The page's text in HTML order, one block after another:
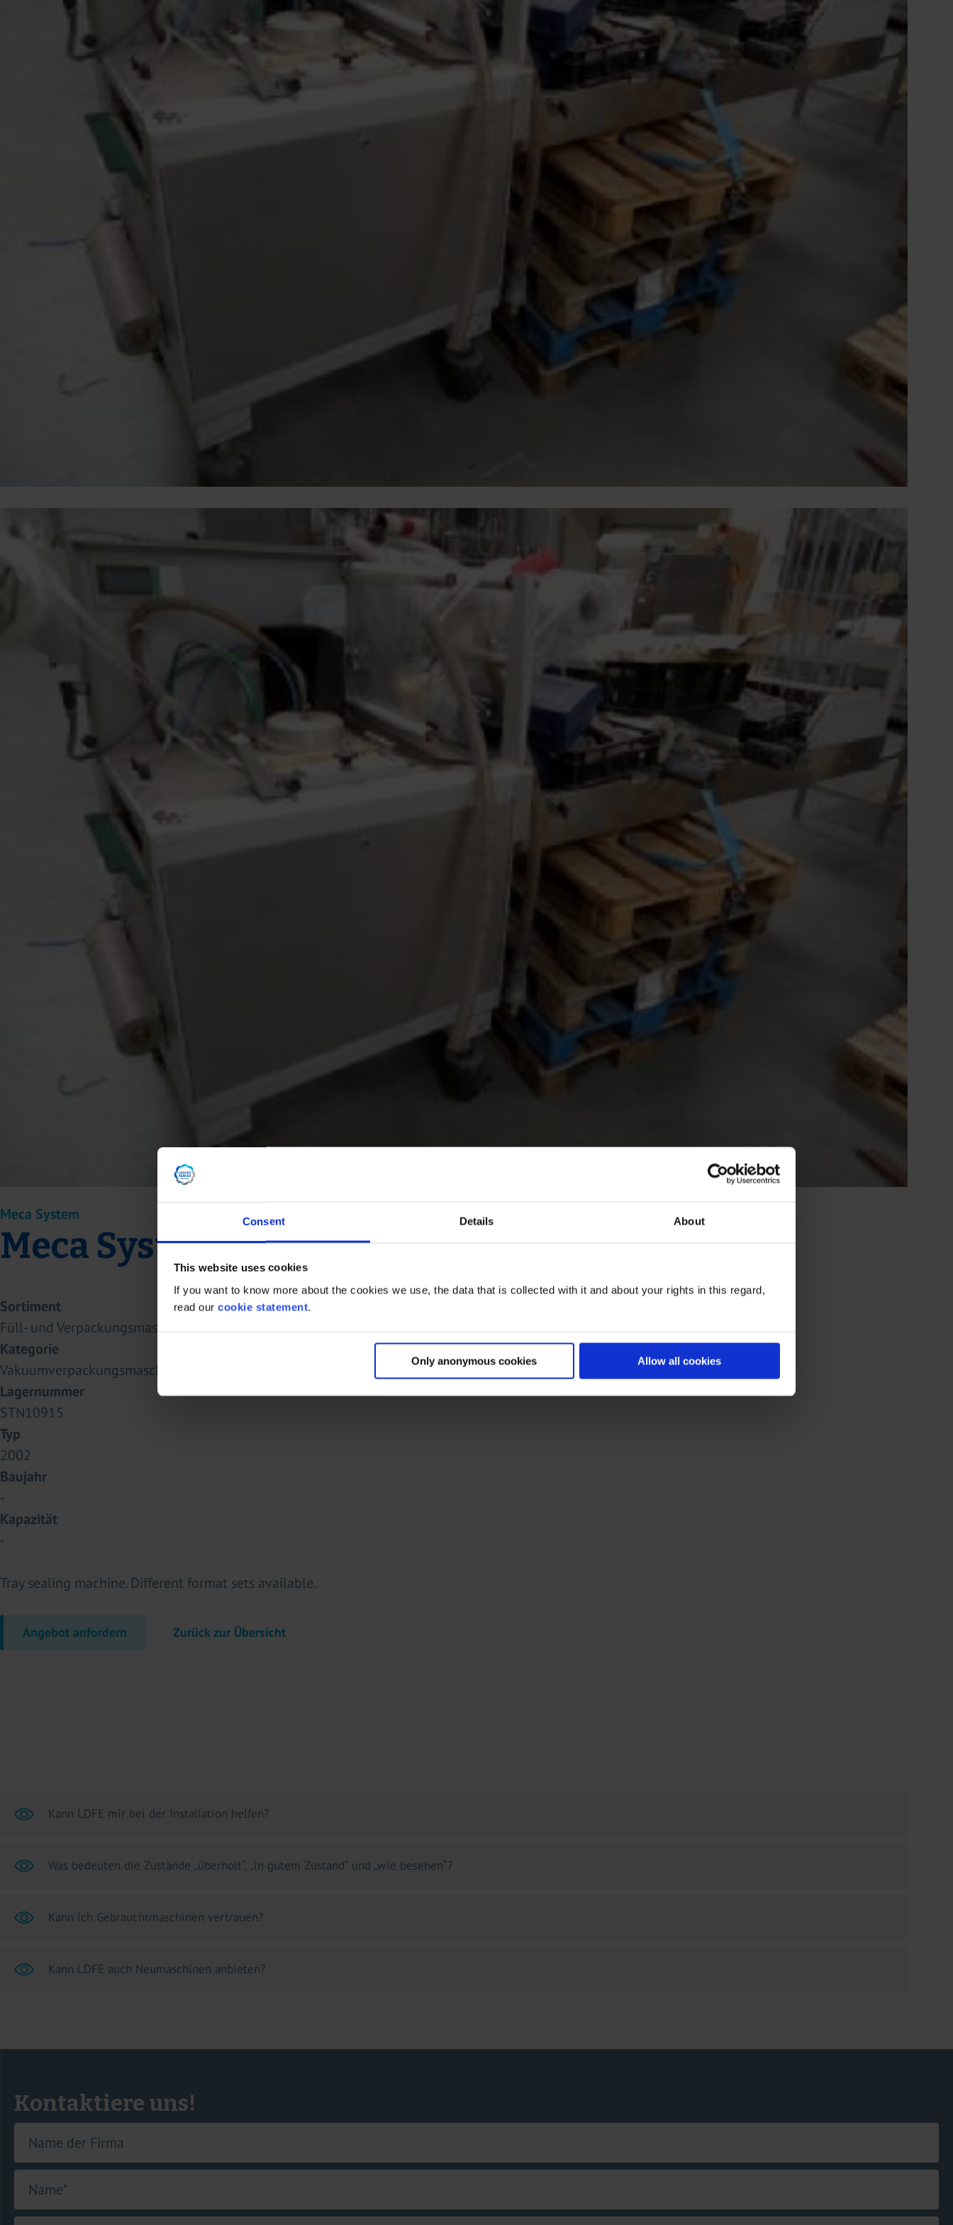
Consent Details About
This website uses cookies
If you want to know more about the cookies we use, the data that is collected with it and about your rights in this regard,
read our cookie statement.
Only anonymous cookies Allow all cookies
Meca System
Meca Systems 2002
Sortiment
Füll- und Verpackungsmaschinen
Kategorie
Vakuumverpackungsmaschinen
Lagernummer
STN10915
Typ
2002
Baujahr
-
Kapazität
-
Tray sealing machine. Different format sets available.
Angebot anfordern Zurück zur Übersicht
Kann LDFE mir bei der Installation helfen?
Was bedeuten die Zustände „überholt“, „in gutem Zustand“ und „wie besehen“?
Kann ich Gebrauchtmaschinen vertrauen?
Kann LDFE auch Neumaschinen anbieten?
Kontaktiere uns!
Name der Firma
Name*